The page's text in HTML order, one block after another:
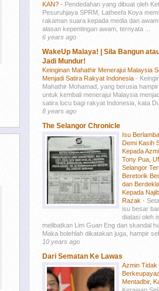
KAN? - Pendedahan yang dibuat oleh
Pesuruhjaya SPRM, Latheefa Koya
rakaman suara kepada media dan
alasan kepentingan awam, ternyata ...
6 years ago
WakeUp Malaya! | Sila Bangun
Jadi Mundur!
Keinginan Mahathir Menerajui Malaysia
Menjadi Satira Rakyat Indonesia -
Mahathir Mohamad, yang berusia hampir
untuk kembali menerajui Malaysia
satira lucu bagi rakyat Indonesia, kata
8 years ago
The Selangor Chronicle
Isu
Demi Kasih
Kepada
Tony Pua,
Selangor
Beretorik
dan
Kepada
Razak -
isu besar
diatasi oleh
melibatkan Lim Guan Eng dan skandal
Maka bolehlah dikatakan juga, hampir
10 years ago
Dari Sematan Ke Lawas
Azmin Tidak
Mentadbir,